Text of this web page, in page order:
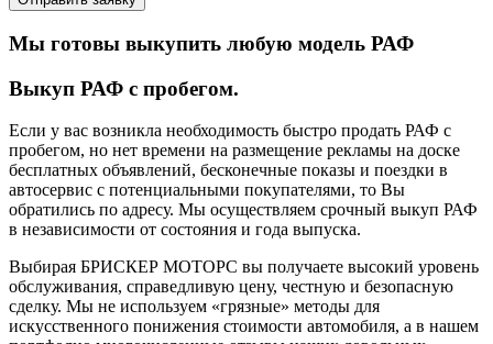
Мы готовы выкупить любую модель РАФ
Выкуп РАФ с пробегом.
Если у вас возникла необходимость быстро продать РАФ с
пробегом, но нет времени на размещение рекламы на доске
бесплатных объявлений, бесконечные показы и поездки в
автосервис с потенциальными покупателями, то Вы
обратились по адресу. Мы осуществляем срочный выкуп РАФ
в независимости от состояния и года выпуска.
Выбирая БРИСКЕР МОТОРС вы получаете высокий уровень
обслуживания, справедливую цену, честную и безопасную
сделку. Мы не используем «грязные» методы для
искусственного понижения стоимости автомобиля, а в нашем